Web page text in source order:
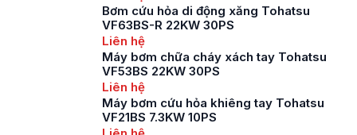
Bơm cứu hỏa di động xăng Tohatsu
VF63BS-R 22KW 30PS
Liên hệ
Máy bơm chữa cháy xách tay Tohatsu
VF53BS 22KW 30PS
Liên hệ
Máy bơm cứu hỏa khiêng tay Tohatsu
VF21BS 7.3KW 10PS